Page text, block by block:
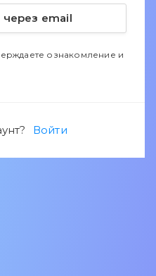
через email
ознакомление и
Войти